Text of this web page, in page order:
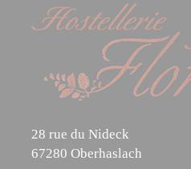
28 rue du Nideck
67280 Oberhaslach